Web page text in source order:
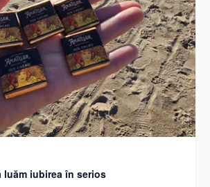
luăm iubirea în serios